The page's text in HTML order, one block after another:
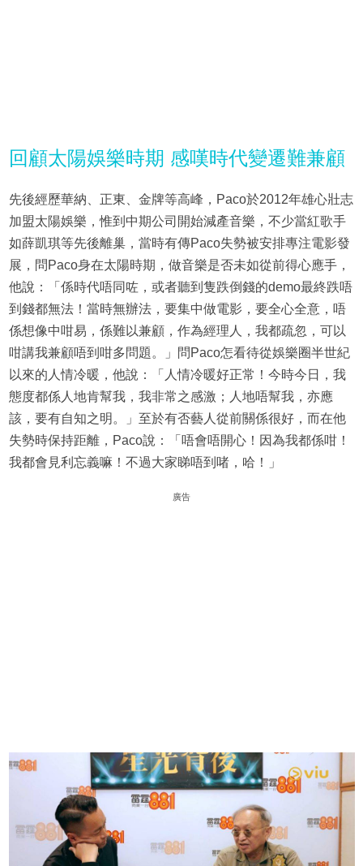
回顧太陽娛樂時期 感嘆時代變遷難兼顧
先後經歷華納、正東、金牌等高峰，Paco於2012年雄心壯志
加盟太陽娛樂，惟到中期公司開始減產音樂，不少當紅歌手
如薛凱琪等先後離巢，當時有傳Paco失勢被安排專注電影發
展，問Paco身在太陽時期，做音樂是否未如從前得心應手，
他說：「係時代唔同咗，或者聽到隻跌倒錢的demo最終跌唔
到錢都無法！當時無辦法，要集中做電影，要全心全意，唔
係想像中咁易，係難以兼顧，作為經理人，我都疏忽，可以
咁講我兼顧唔到咁多問題。」問Paco怎看待從娛樂圈半世紀
以來的人情冷暖，他說：「人情冷暖好正常！今時今日，我
態度都係人地肯幫我，我非常之感激；人地唔幫我，亦應
該，要有自知之明。」至於有否藝人從前關係很好，而在他
失勢時保持距離，Paco說：「唔會唔開心！因為我都係咁！
我都會見利忘義嘛！不過大家睇唔到啫，哈！」
廣告